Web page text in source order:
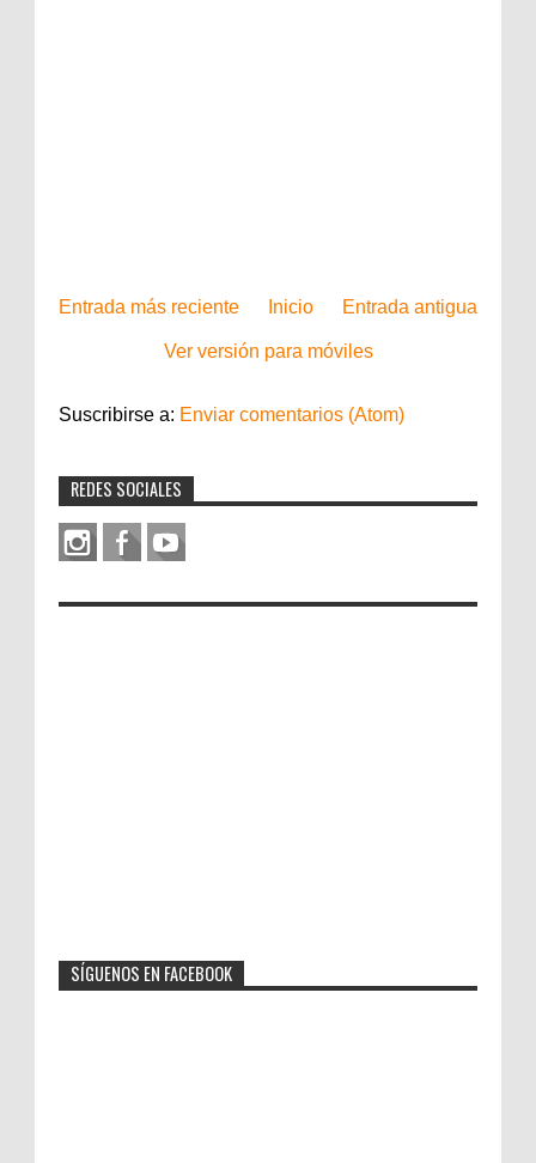
Entrada más reciente Entrada antigua
Inicio
Ver versión para móviles
Suscribirse a: Enviar comentarios (Atom)
REDES SOCIALES
SÍGUENOS EN FACEBOOK